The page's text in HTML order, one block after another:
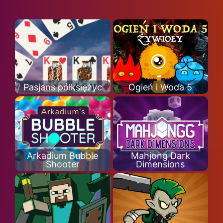
Pasjans półksiężyc Ogień i Woda 5
Arkadium Bubble
Shooter
Mahjong Dark
Dimensions